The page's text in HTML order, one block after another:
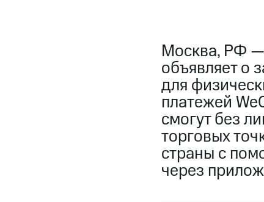
Москва, РФ
объявляет о
для
платежей
смогут без
торговых
страны с
через